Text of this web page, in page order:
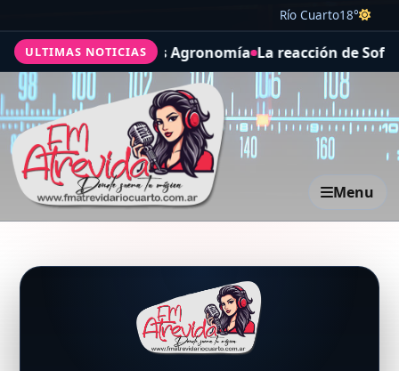
Río Cuarto18°
ULTIMAS NOTICIAS
pide mucha más Agronomía La reacción de Sofía
Menu